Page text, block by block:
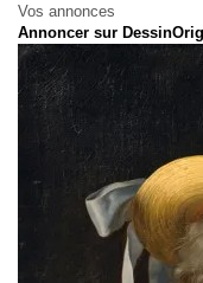
Vos annonces
Annoncer sur